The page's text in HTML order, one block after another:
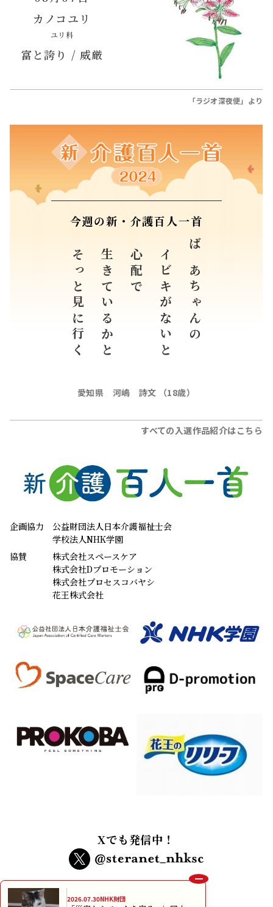
「ラジオ深夜便」より
今週の新・介護百人一首
ばあちゃんの
イビキがないと
心配で
生きているかと
そっと見に行く
愛知県 河嶋 詩文 （18歳）
すべての入選作品紹介はこちら
協賛
株式会社スペースケア
株式会社Dプロモーション
株式会社プロセスコバヤシ
Xでも発信中！
2026.07.30NHK財団
個人情報保護方針
メルマガ規約
本サイトに掲載されている画像、イラスト及び記事の無断転載、使用はお断りいたしま
copyright NHK Foundation All rights reserved.